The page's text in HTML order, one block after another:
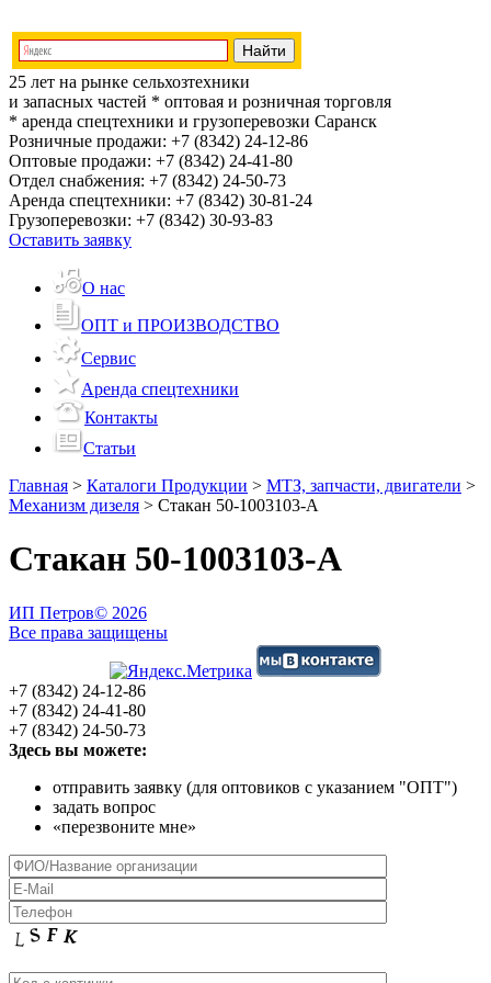
25 лет на рынке сельхозтехники
и запасных частей * оптовая и розничная торговля
* аренда спецтехники и грузоперевозки Саранск
Розничные продажи: +7 (8342) 24-12-86
Оптовые продажи: +7 (8342) 24-41-80
Отдел снабжения: +7 (8342) 24-50-73
Аренда спецтехники: +7 (8342) 30-81-24
Грузоперевозки: +7 (8342) 30-93-83
Оставить заявку
О нас
ОПТ и ПРОИЗВОДСТВО
Сервис
Аренда спецтехники
Контакты
Статьи
Главная > Каталоги Продукции > МТЗ, запчасти, двигатели >
Механизм дизеля > Стакан 50-1003103-А
Стакан 50-1003103-А
ИП Петров© 2026
Все права защищены
+7 (8342) 24-12-86
+7 (8342) 24-41-80
+7 (8342) 24-50-73
Здесь вы можете:
отправить заявку (для оптовиков с указанием "ОПТ")
задать вопрос
«перезвоните мне»